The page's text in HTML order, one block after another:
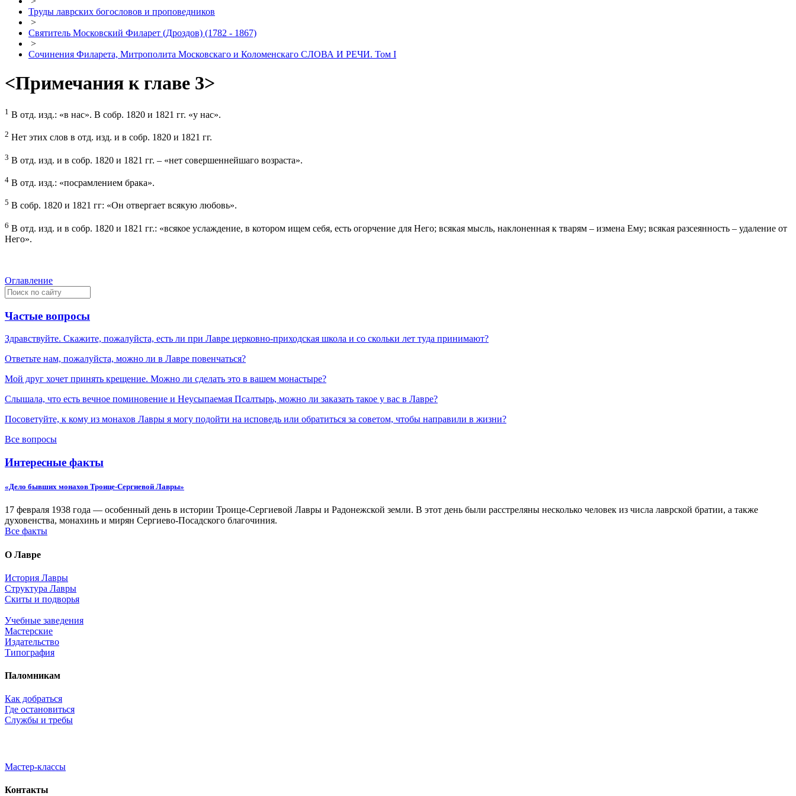
Труды лаврских богословов и проповедников
>
Святитель Московский Филарет (Дроздов) (1782 - 1867)
>
Сочинения Филарета, Митрополита Московскаго и Коломенскаго СЛОВА И РЕЧИ. Том I
<Примечания к главе 3>
1 В отд. изд.: «в нас». В собр. 1820 и 1821 гг. «у нас».
2 Нет этих слов в отд. изд. и в собр. 1820 и 1821 гг.
3 В отд. изд. и в собр. 1820 и 1821 гг. – «нет совершеннейшаго возраста».
4 В отд. изд.: «посрамлением брака».
5 В собр. 1820 и 1821 гг: «Он отвергает всякую любовь».
6 В отд. изд. и в собр. 1820 и 1821 гг.: «всякое услаждение, в котором ищем себя, есть огорчение для Него; всякая мысль, наклоненная к тварям – измена Ему; всякая разсеянность – удаление от
Него».
Оглавление
Частые вопросы
Здравствуйте. Скажите, пожалуйста, есть ли при Лавре церковно-приходская школа и со скольки лет туда принимают?
Ответьте нам, пожалуйста, можно ли в Лавре повенчаться?
Мой друг хочет принять крещение. Можно ли сделать это в вашем монастыре?
Слышала, что есть вечное поминовение и Неусыпаемая Псалтырь, можно ли заказать такое у вас в Лавре?
Посоветуйте, к кому из монахов Лавры я могу подойти на исповедь или обратиться за советом, чтобы направили в жизни?
Все вопросы
Интересные факты
«Дело бывших монахов Троице-Сергиевой Лавры»
17 февраля 1938 года — особенный день в истории Троице-Сергиевой Лавры и Радонежской земли. В этот день были расстреляны несколько человек из числа лаврской братии, а также
духовенства, монахинь и мирян Сергиево-Посадского благочиния.
Все факты
О Лавре
История Лавры
Структура Лавры
Скиты и подворья
Учебные заведения
Мастерские
Издательство
Типография
Паломникам
Как добраться
Где остановиться
Службы и требы
Мастер-классы
Контакты